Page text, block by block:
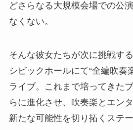
どさらなる大規模会場での公
なくない。
そんな彼女たちが次に挑戦す
シビックホールにて“全編吹奏
ライブ。これまで培ってきた
らに進化させ、吹奏楽とエン
新たな可能性を切り拓くステ